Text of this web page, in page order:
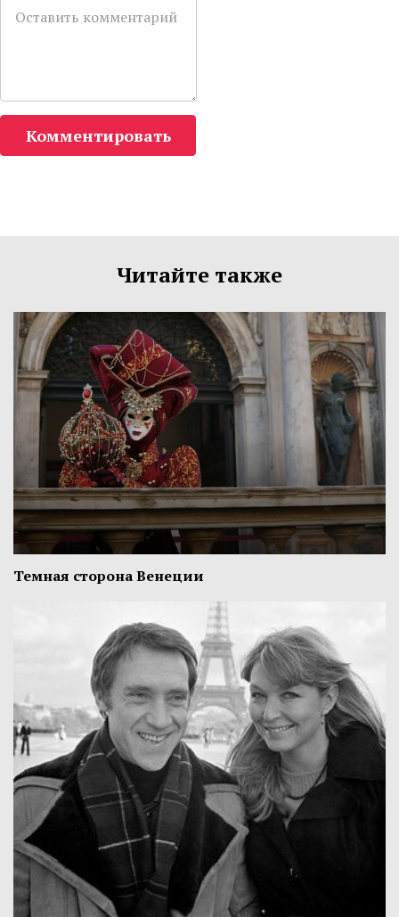
Комментировать
Читайте также
Темная сторона Венеции